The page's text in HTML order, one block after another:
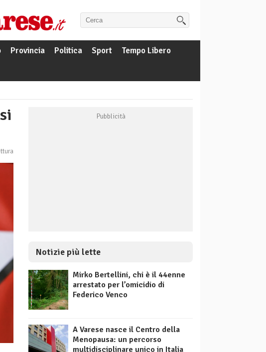
Provincia Politica Sport
Tempo Libero
Notizie più lette
Mirko Bertellini, chi è il 44enne
arrestato per l’omicidio di
Federico Venco
A Varese nasce il Centro della
Menopausa: un percorso
multidisciplinare unico in Italia